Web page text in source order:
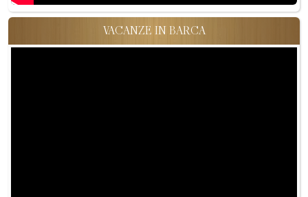
VACANZE IN BARCA